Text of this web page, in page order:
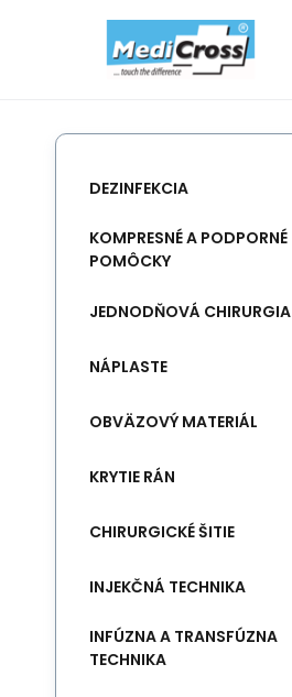
DEZINFEKCIA
KOMPRESNÉ A PODPORNÉ
POMÔCKY
JEDNODŇOVÁ CHIRURGIA
NÁPLASTE
OBVÄZOVÝ MATERIÁL
KRYTIE RÁN
CHIRURGICKÉ ŠITIE
INJEKČNÁ TECHNIKA
INFÚZNA A TRANSFÚZNA
TECHNIKA